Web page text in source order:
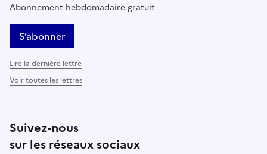
Abonnement hebdomadaire gratuit
S’abonner
Lire la dernière lettre
Voir toutes les lettres
Suivez-nous
sur les réseaux sociaux